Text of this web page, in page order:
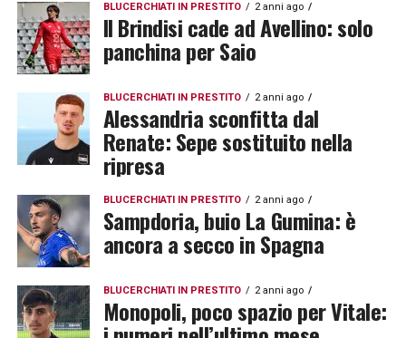
BLUCERCHIATI IN PRESTITO 2 anni ago
Il Brindisi cade ad Avellino: solo
panchina per Saio
BLUCERCHIATI IN PRESTITO 2 anni ago
Alessandria sconfitta dal
Renate: Sepe sostituito nella
ripresa
BLUCERCHIATI IN PRESTITO 2 anni ago
Sampdoria, buio La Gumina: è
ancora a secco in Spagna
BLUCERCHIATI IN PRESTITO 2 anni ago
Monopoli, poco spazio per Vitale: